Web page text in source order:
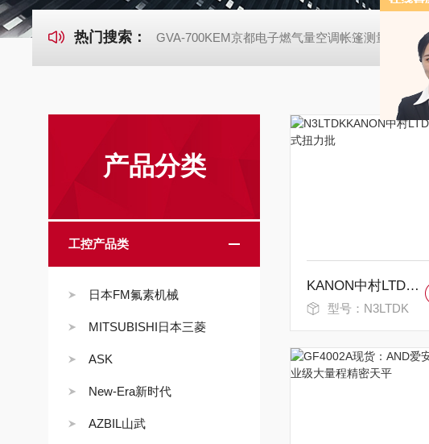
热门搜索： GVA-700KEM京都电子燃气量空调帐篷测量装置
产品分类
工控产品类
日本FM氟素机械
MITSUBISHI日本三菱
ASK
New-Era新时代
AZBIL山武
KANON中村LTDK空转式扭力批
型号：N3LTDK